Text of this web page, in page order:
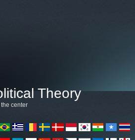
Theory
center